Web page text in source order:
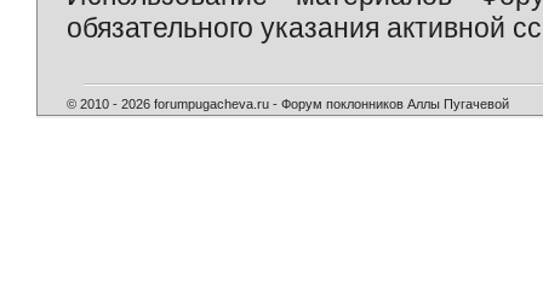
обязательного указания активной
© 2010 - 2026 forumpugacheva.ru - Форум поклонников Аллы Пугачевой